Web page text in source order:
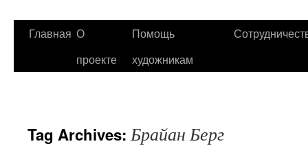
Главная О
проекте
Помощь
художникам
Tag Archives:Брайан Берг